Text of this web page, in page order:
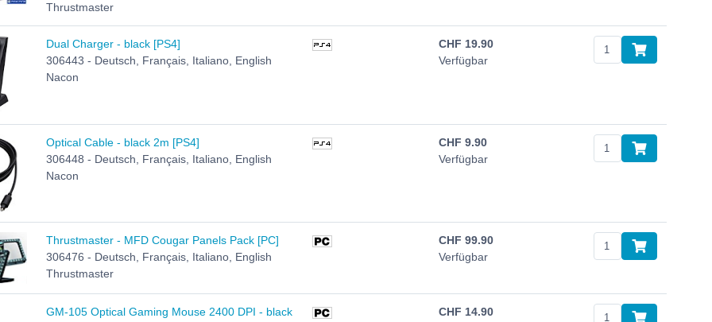
Thrustmaster
Dual Charger - black [PS4]
306443 - Deutsch, Français, Italiano, English
Nacon
CHF 19.90
Verfügbar
Optical Cable - black 2m [PS4]
306448 - Deutsch, Français, Italiano, English
Nacon
CHF 9.90
Verfügbar
Thrustmaster - MFD Cougar Panels Pack [PC]
306476 - Deutsch, Français, Italiano, English
Thrustmaster
CHF 99.90
Verfügbar
GM-105 Optical Gaming Mouse 2400 DPI - black
CHF 14.90